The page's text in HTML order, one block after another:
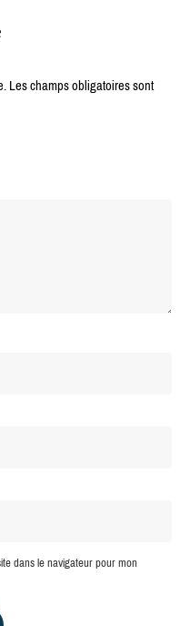
Les champs obligatoires sont
dans le navigateur pour mon